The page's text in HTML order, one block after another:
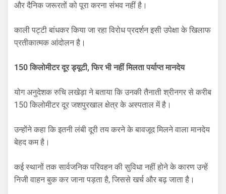
और दैनिक जरूरतों को पूरा करना संभव नहीं है।
काली पट्टी बांधकर किया जा रहा विरोध प्रदर्शन इसी उपेक्षा के खिलाफ
प्रतीकात्मक आंदोलन है।
150 किलोमीटर दूर ड्यूटी, फिर भी नहीं मिलता पर्याप्त मानदेय
योग अनुदेशक रुचि लखेड़ा ने बताया कि उनकी तैनाती श्रीनगर से करीब
150 किलोमीटर दूर जशपुरखाल क्षेत्र के अस्पताल में है।
उन्होंने कहा कि इतनी लंबी दूरी तय करने के बावजूद मिलने वाला मानदेय
बेहद कम है।
कई स्थानों तक सार्वजनिक परिवहन की सुविधा नहीं होने के कारण उन्हें
निजी वाहन बुक कर जाना पड़ता है, जिससे खर्च और बढ़ जाता है।